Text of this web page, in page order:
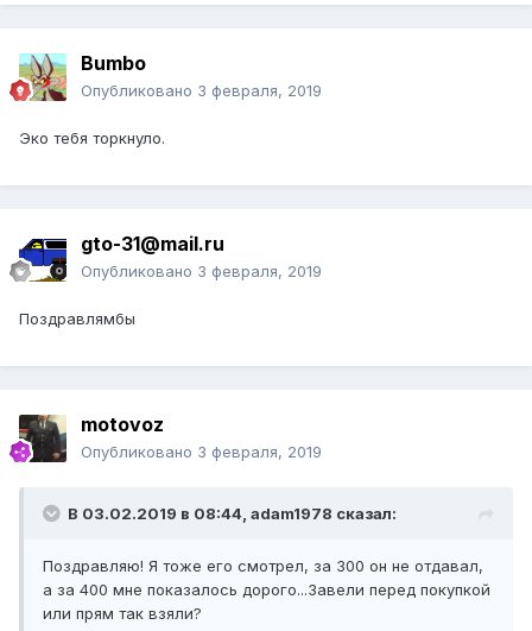
Bumbo
Опубликовано 3 февраля, 2019
Эко тебя торкнуло.
gto-31@mail.ru
Опубликовано 3 февраля, 2019
Поздравлямбы
motovoz
Опубликовано 3 февраля, 2019
В 03.02.2019 в 08:44, adam1978 сказал:
Поздравляю! Я тоже его смотрел, за 300 он не отдавал,
а за 400 мне показалось дорого...Завели перед покупкой
или прям так взяли?